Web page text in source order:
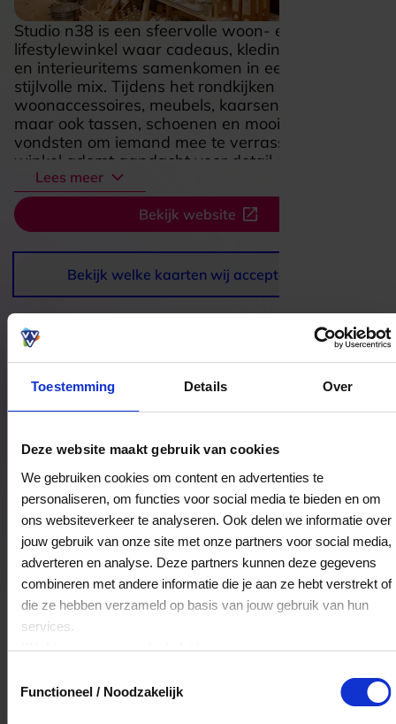
Toestemming Details Over
Deze website maakt gebruik van cookies
We gebruiken cookies om content en advertenties te
personaliseren, om functies voor social media te bieden en om
ons websiteverkeer te analyseren. Ook delen we informatie over
jouw gebruik van onze site met onze partners voor social media,
adverteren en analyse. Deze partners kunnen deze gegevens
combineren met andere informatie die je aan ze hebt verstrekt of
die ze hebben verzameld op basis van jouw gebruik van hun
services.
Klikhiervoor ons cookiebeleid.
Functioneel / Noodzakelijk
Studio n38 is een sfeervolle woon- en
lifestylewinkel waar cadeaus, kleding, sieraden
en interieuritems samenkomen in een frisse,
stijlvolle mix. Tijdens het rondkijken ontdek je
woonaccessoires, meubels, kaarsen en geuren,
maar ook tassen, schoenen en mooie kleine
vondsten om iemand mee te verrassen. De
winkel ademt aandacht voor detail en maakt
shoppen extra leuk als je houdt van een warm
interieur, fijne sfeer en originele items met
karakter. Of je nu binnenloopt voor een nieuw
accent in huis of een bijzonder cadeau, Studio
n38 voelt als een inspirerende plek waar je bijna
vanzelf iets moois mee naar huis neemt.
Lees meer
Bekijk website
Bekijk welke kaarten wij accepteren
Bestedingslocaties
Studio n38
Dorpsweg 43-a
8271BJ IJsselmuiden
Veelgestelde Vragen
Het volledige saldo op de VVV cadeaukaart